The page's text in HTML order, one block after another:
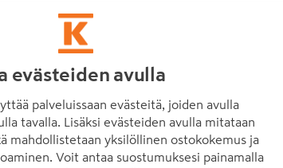
pyykkinarut
Kuivausteline SINI
Tuotenumero 500357591 EAN-koodi
4.5 13 arvostelua
Näppärässä SINI Ted-
evästeiden avulla
palveluissaan evästeitä, joiden avulla
tavalla. Lisäksi evästeiden avulla mitataan
mahdollistetaan yksilöllinen ostokokemus ja
Voit antaa suostumuksesi painamalla